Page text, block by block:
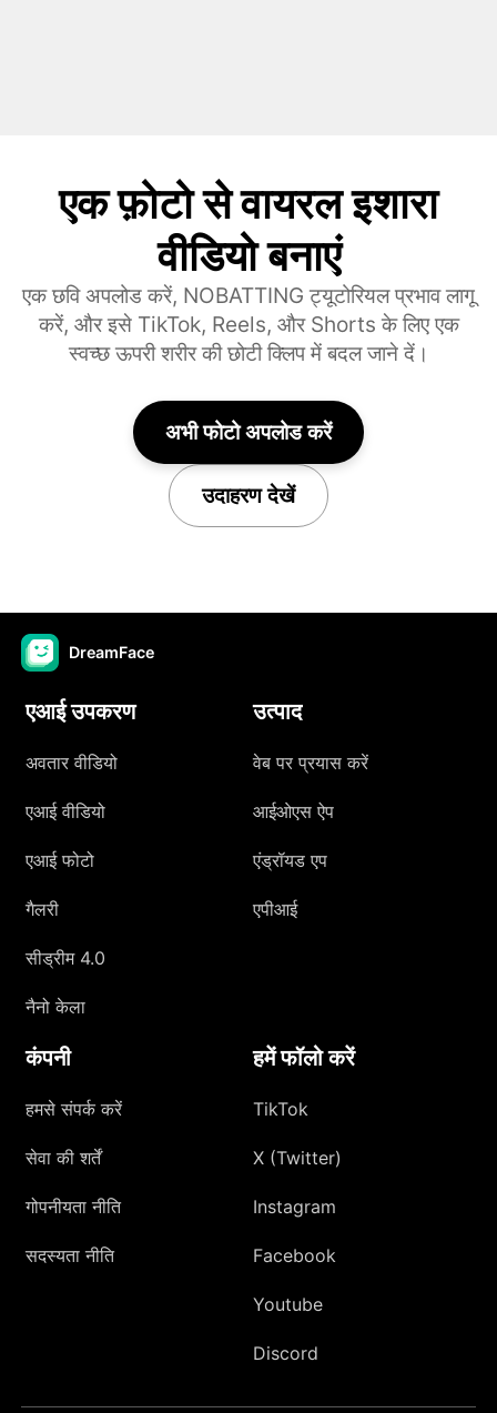
एक फ़ोटो से वायरल इशारा
वीडियो बनाएं
एक छवि अपलोड करें, NOBATTING ट्यूटोरियल प्रभाव लागू
करें, और इसे TikTok, Reels, और Shorts के लिए एक
स्वच्छ ऊपरी शरीर की छोटी क्लिप में बदल जाने दें।
अभी फोटो अपलोड करें
उदाहरण देखें
DreamFace
एआई उपकरण
अवतार वीडियो
एआई वीडियो
एआई फोटो
गैलरी
सीड्रीम 4.0
नैनो केला
उत्पाद
वेब पर प्रयास करें
आईओएस ऐप
एंड्रॉयड एप
एपीआई
कंपनी
हमसे संपर्क करें
सेवा की शर्तें
गोपनीयता नीति
सदस्यता नीति
हमें फॉलो करें
TikTok
X (Twitter)
Instagram
Facebook
Youtube
Discord